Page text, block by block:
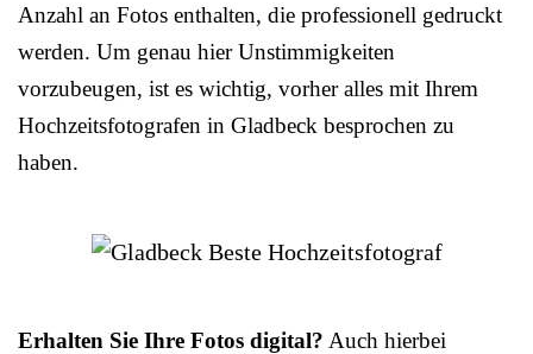
Anzahl an Fotos enthalten, die professionell gedruckt
werden. Um genau hier Unstimmigkeiten
vorzubeugen, ist es wichtig, vorher alles mit Ihrem
Hochzeitsfotografen in Gladbeck besprochen zu
haben.
Erhalten Sie Ihre Fotos digital? Auch hierbei